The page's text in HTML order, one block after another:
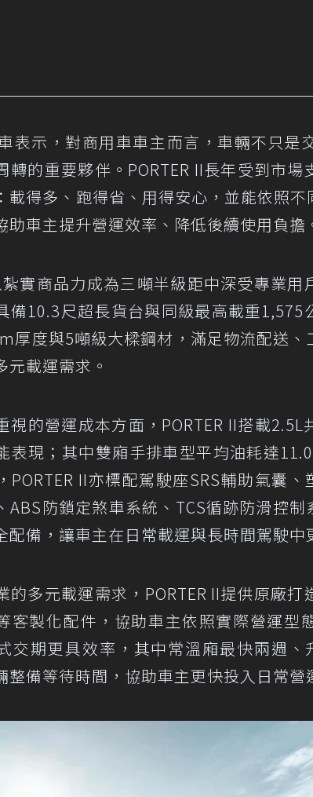
表示，對商用車車主而言，車輛不只是
轉的重要夥伴。PORTER II長年受到市
載得多、跑得省、用得安心，並能依照
助車主提升營運效率、降低後續使用負擔
紮實商品力成為三噸半級距中深受專業
備10.3尺超長貨台與同級最高載重1,575
厚度與5噸級大樑鋼材，滿足物流配送
元載運需求。
視的營運成本方面，PORTER II搭載
表現；其中雙廂手排車型平均油耗達
PORTER II亦標配駕駛座SRS輔助氣囊
ABS防鎖定煞車系統、TCS循跡防滑控
配備，讓車主在日常載運與長時間駕駛中
的多元載運需求，PORTER II提供原廠
客製化配件，協助車主依照實際營運型
交期更具效率，其中常溫廂最快兩週
整備等待時間，協助車主更快投入日常營